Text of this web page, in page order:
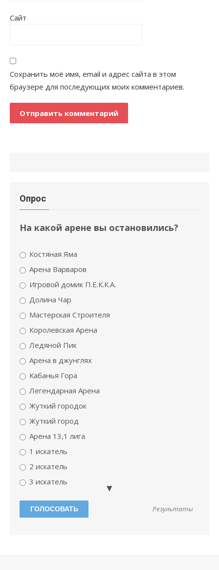
Сайт
Сохранить моё имя, email и адрес сайта в этом
браузере для последующих моих комментариев.
Опрос
На какой арене вы остановились?
Костяная Яма
Арена Варваров
Игровой домик П.Е.К.К.А.
Долина Чар
Мастерская Строителя
Королевская Арена
Ледяной Пик
Арена в джунглях
Кабанья Гора
Легендарная Арена
Жуткий городок
Жуткий город
Арена 13,1 лига
1 искатель
2 искатель
3 искатель
Абсолютный чемпион
Результаты